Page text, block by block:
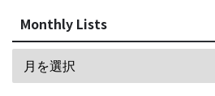
Monthly Lists